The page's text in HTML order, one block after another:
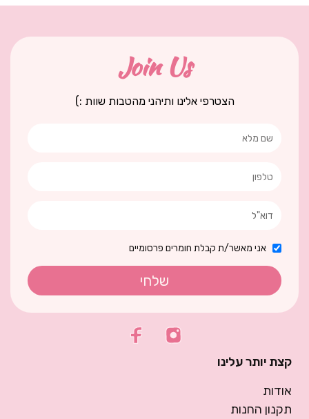
Join Us
הצטרפי אלינו ותיהני מהטבות שוות :)
אני מאשר/ת קבלת חומרים פרסומיים
שלחי
קצת יותר עלינו
אודות
תקנון החנות